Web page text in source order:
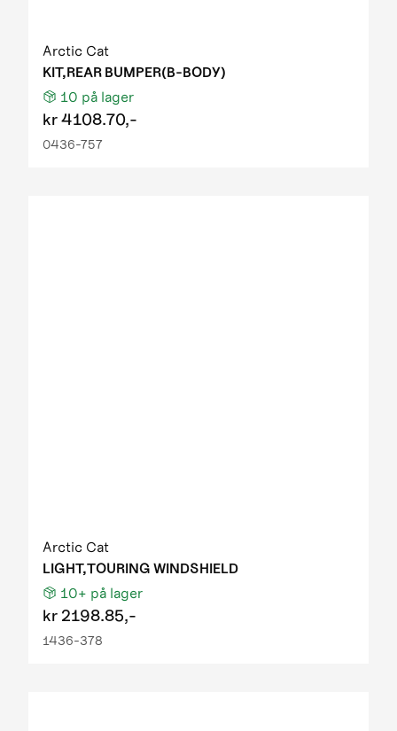
Arctic Cat
KIT,REAR BUMPER(B-BODY)
10 på lager
kr4108.70,-
0436-757
Arctic Cat
LIGHT,TOURING WINDSHIELD
10+ på lager
kr 2198.85,-
1436-378